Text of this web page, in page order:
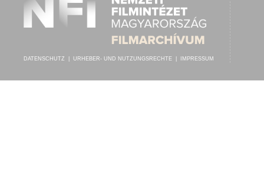
DATENSCHUTZ URHEBER- UND NUTZUNGSRECHTE IMPRESSUM